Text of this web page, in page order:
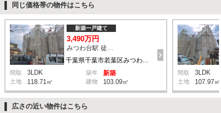
同じ価格帯の物件はこちら
新築一戸建て
3,490万円
間取 3LDK 築年 新築
土地 118.71㎡ 建物 103.09㎡
間取 3LDK
土地 107.97㎡
広さの近い物件はこちら